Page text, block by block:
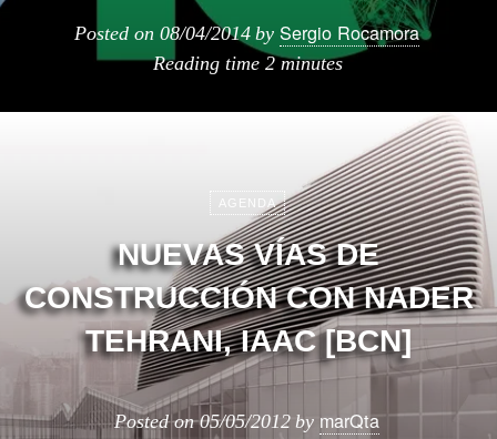
Posted on 08/04/2014 by Sergio Rocamora
Reading time 2 minutes
AGENDA
NUEVAS VÍAS DE
CONSTRUCCIÓN CON NADER
TEHRANI, IAAC [BCN]
Posted on05/05/2012 by marQta